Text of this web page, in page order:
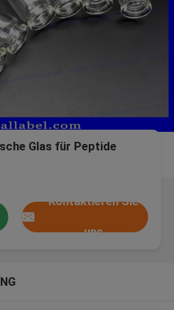
Glas für Peptide
Kontaktieren Sie
uns